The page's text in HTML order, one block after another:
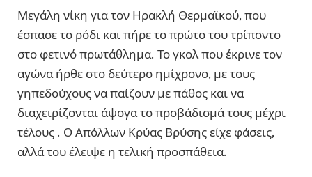
Μεγάλη νίκη για τον Ηρακλή Θερμαϊκού, που
έσπασε το ρόδι και πήρε το πρώτο του τρίποντο
στο φετινό πρωτάθλημα. Το γκολ που έκρινε τον
αγώνα ήρθε στο δεύτερο ημίχρονο, με τους
γηπεδούχους να παίζουν με πάθος και να
διαχειρίζονται άψογα το προβάδισμά τους μέχρι
τέλους . Ο Απόλλων Κρύας Βρύσης είχε φάσεις,
αλλά του έλειψε η τελική προσπάθεια.